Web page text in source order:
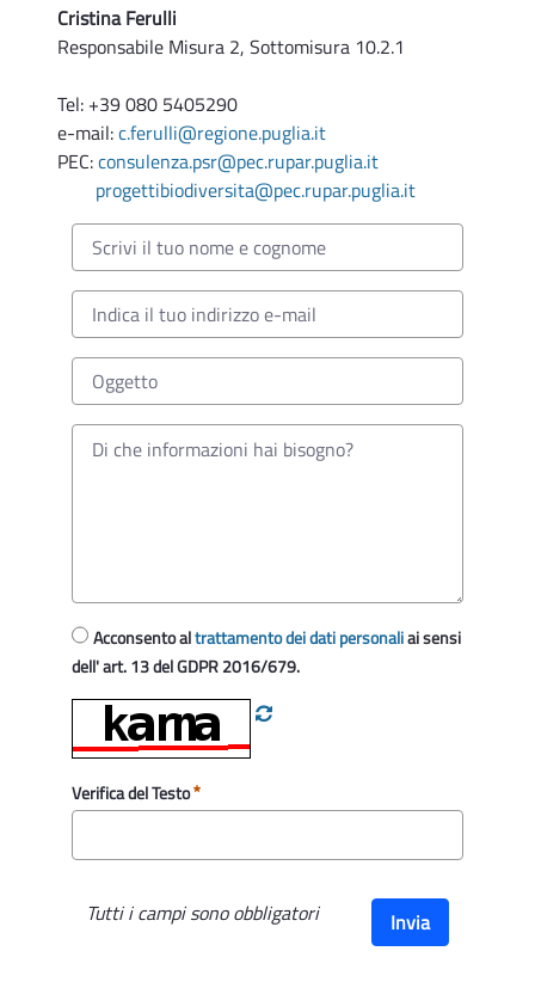
Cristina Ferulli
Responsabile Misura 2, Sottomisura 10.2.1
Tel: +39 080 5405290
e-mail:c.ferulli@regione.puglia.it
PEC:consulenza.psr@pec.rupar.puglia.it
progettibiodiversita@pec.rupar.puglia.it
Acconsento altrattamento dei dati personaliai sensi
dell' art. 13 del GDPR 2016/679.
Verifica del Testo
Tutti i campi sono obbligatori Invia